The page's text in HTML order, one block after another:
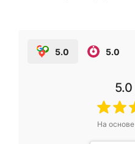
5.0 5.0
5.0
На основе